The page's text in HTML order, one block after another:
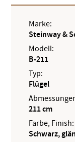
Marke:
Steinway &
Modell:
B-211
Typ:
Flügel
211 cm
Farbe, Finish:
Schwarz,